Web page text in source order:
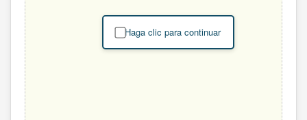
Haga clic para continuar